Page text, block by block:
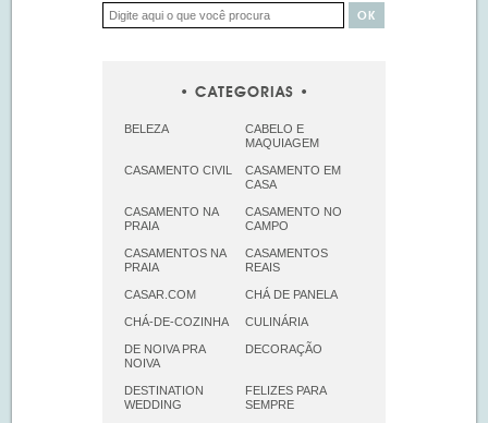
CATEGORIAS
BELEZA
CABELO E
MAQUIAGEM
CASAMENTO CIVIL
CASAMENTO EM
CASA
CASAMENTO NA
PRAIA
CASAMENTO NO
CAMPO
CASAMENTOS NA
PRAIA
CASAMENTOS
REAIS
CASAR.COM CHÁ DE PANELA
CHÁ-DE-COZINHA CULINÁRIA
DE NOIVA PRA
NOIVA
DECORAÇÃO
DESTINATION
WEDDING
FELIZES PARA
SEMPRE